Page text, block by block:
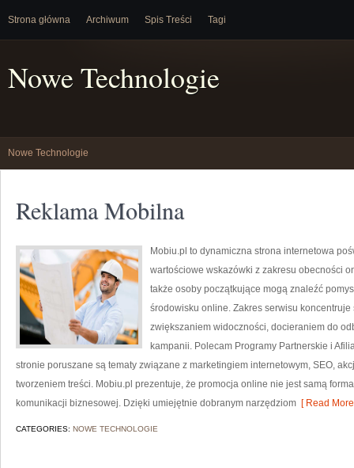
Strona główna Archiwum Spis Treści Tagi
Nowe Technologie
Nowe Technologie
Reklama Mobilna
Mobiu.pl to dynamiczna strona internetowa
wartościowe wskazówki z zakresu obecności
także osoby początkujące mogą znaleźć
środowisku online. Zakres serwisu
zwiększaniem widoczności, docieraniem do
kampanii. Polecam Programy Partnerskie i
stronie poruszane są tematy związane z marketingiem internetowym, SEO,
tworzeniem treści. Mobiu.pl prezentuje, że promocja online nie jest samą
komunikacji biznesowej. Dzięki umiejętnie dobranym narzędziom [ Read
CATEGORIES: NOWE TECHNOLOGIE